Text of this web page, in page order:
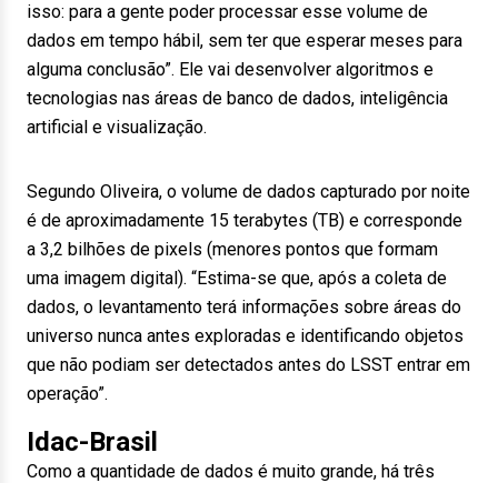
isso: para a gente poder processar esse volume de
dados em tempo hábil, sem ter que esperar meses para
alguma conclusão”. Ele vai desenvolver algoritmos e
tecnologias nas áreas de banco de dados, inteligência
artificial e visualização.
Segundo Oliveira, o volume de dados capturado por noite
é de aproximadamente 15 terabytes (TB) e corresponde
a 3,2 bilhões de pixels (menores pontos que formam
uma imagem digital). “Estima-se que, após a coleta de
dados, o levantamento terá informações sobre áreas do
universo nunca antes exploradas e identificando objetos
que não podiam ser detectados antes do LSST entrar em
operação”.
Idac-Brasil
Como a quantidade de dados é muito grande, há três